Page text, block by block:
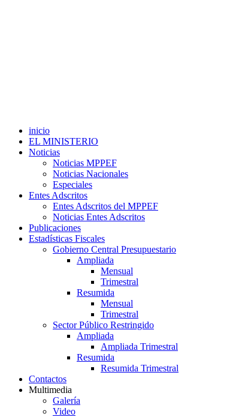
inicio
EL MINISTERIO
Noticias
Noticias MPPEF
Noticias Nacionales
Especiales
Entes Adscritos
Entes Adscritos del MPPEF
Noticias Entes Adscritos
Publicaciones
Estadísticas Fiscales
Gobierno Central Presupuestario
Ampliada
Mensual
Trimestral
Resumida
Mensual
Trimestral
Sector Público Restringido
Ampliada
Ampliada Trimestral
Resumida
Resumida Trimestral
Contactos
Multimedia
Galería
Video